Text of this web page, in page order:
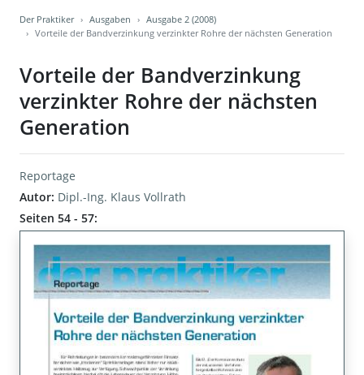
Der Praktiker Ausgaben
Ausgabe 2 (2008)
Vorteile der Bandverzinkung verzinkter Rohre der nächsten Generation
Vorteile der Bandverzinkung
verzinkter Rohre der nächsten
Generation
Reportage
Autor: Dipl.-Ing. Klaus Vollrath
Seiten 54 - 57: